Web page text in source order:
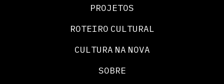
PROJETOS
ROTEIRO CULTURAL
CULTURA NA NOVA
SOBRE